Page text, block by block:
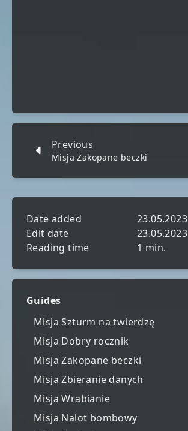
Previous
Misja Zakopane beczki
Date added
23.05.2023
Edit date
23.05.2023
Reading time
1 min.
Guides
Misja Szturm na twierdzę
Misja Dobry rocznik
Misja Zakopane beczki
Misja Zbieranie danych
Misja Wrabianie
Misja Nalot bombowy